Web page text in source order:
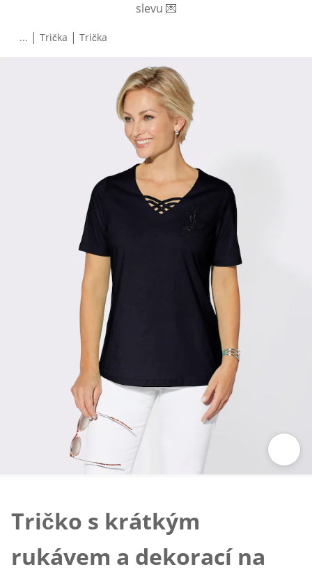
slevu 💌
... | Trička | Trička
Tričko s krátkým
rukávem a dekorací na